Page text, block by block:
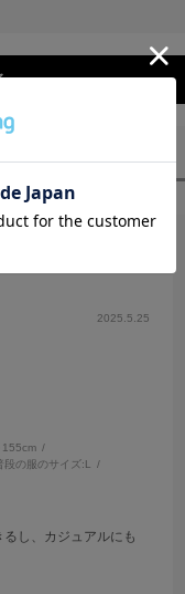
2025.5.25
155cm
段の服のサイズ:L
し、カジュアルにも